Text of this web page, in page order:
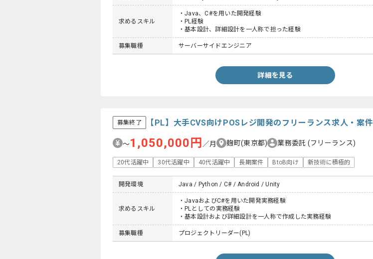
求めるスキル
・Java、C#を用いた開発経験
・PL経験
・基本設計、詳細設計を一人称で担った経験
募集職種 サーバーサイドエンジニア
詳細を見る
募集終了 【PL】大手CVS向けPOSレジ開発のフリーランス求人・案件
〜1,050,000円 ／月 麹町(東京都) 業務委託 (フリーランス)
20代活躍中 30代活躍中 40代活躍中 長期案件 BtoB向け 新技術に積極的
開発環境 Java / Python / C# / Android / Unity
求めるスキル
・JavaおよびC#を用いた開発実務経験
・PLとしての実務経験
・基本設計および詳細設計を一人称で作成した実務経験
募集職種 プロジェクトリーダー(PL)